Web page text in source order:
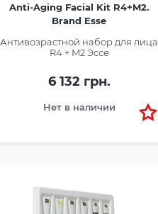
Anti-Aging Facial Kit R4+M2.
Brand Esse
Антивозрастной набор для лица
R4 + M2 Эссе
6 132 грн.
Нет в наличии